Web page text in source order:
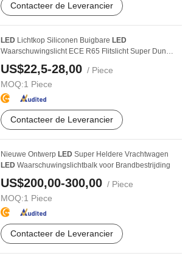
Contacteer de Leverancier
LED Lichtkop Siliconen Buigbare LED
Waarschuwingslicht ECE R65 Flitslicht Super Dun
Enkel Dubbel ...
US$22,5-28,00 / Piece
MOQ:1 Piece
Contacteer de Leverancier
Nieuwe Ontwerp LED Super Heldere Vrachtwagen
LED Waarschuwingslichtbalk voor Brandbestrijding
US$200,00-300,00 / Piece
MOQ:1 Piece
Contacteer de Leverancier